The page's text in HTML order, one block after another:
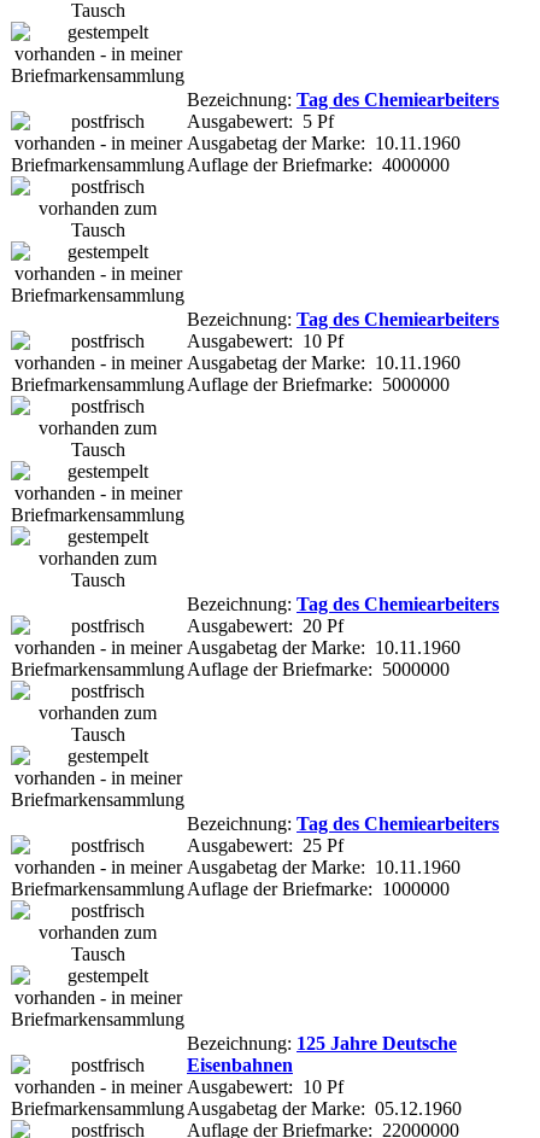
Bezeichnung: Tag des Chemiearbeiters
Ausgabewert: 5 Pf
Ausgabetag der Marke: 10.11.1960
Auflage der Briefmarke: 4000000
Bezeichnung: Tag des Chemiearbeiters
Ausgabewert: 10 Pf
Ausgabetag der Marke: 10.11.1960
Auflage der Briefmarke: 5000000
Bezeichnung: Tag des Chemiearbeiters
Ausgabewert: 20 Pf
Ausgabetag der Marke: 10.11.1960
Auflage der Briefmarke: 5000000
Bezeichnung: Tag des Chemiearbeiters
Ausgabewert: 25 Pf
Ausgabetag der Marke: 10.11.1960
Auflage der Briefmarke: 1000000
Bezeichnung: 125 Jahre Deutsche
Eisenbahnen
Ausgabewert: 10 Pf
Ausgabetag der Marke: 05.12.1960
Auflage der Briefmarke: 22000000